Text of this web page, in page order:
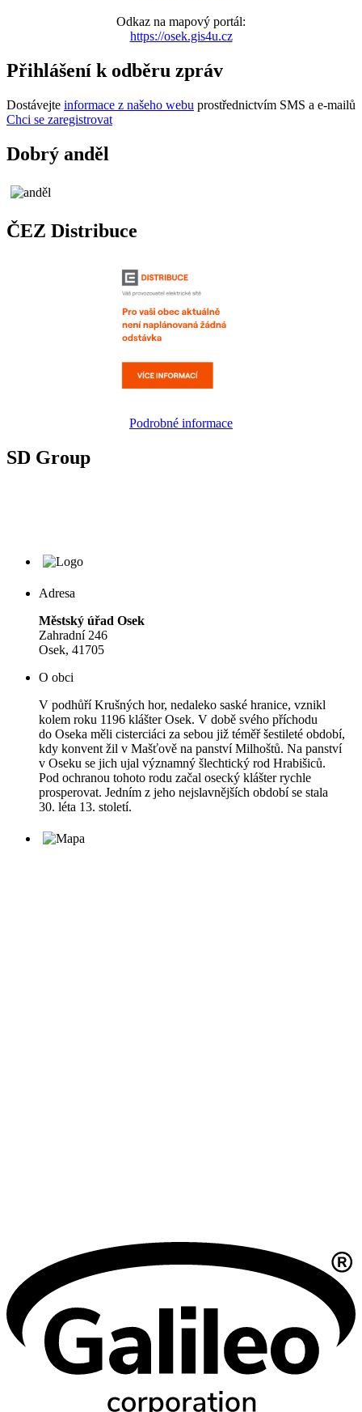
Odkaz na mapový portál:
https://osek.gis4u.cz
Přihlášení k odběru zpráv
Dostávejte informace z našeho webu prostřednictvím SMS a e-mailů
Chci se zaregistrovat
Dobrý anděl
ČEZ Distribuce
Podrobné informace
SD Group
Adresa
Městský úřad Osek
Zahradní 246
Osek, 41705
O obci
V podhůří Krušných hor, nedaleko saské hranice, vznikl
kolem roku 1196 klášter Osek. V době svého příchodu
do Oseka měli cisterciáci za sebou již téměř šestileté období,
kdy konvent žil v Mašťově na panství Milhoštů. Na panství
v Oseku se jich ujal významný šlechtický rod Hrabišiců.
Pod ochranou tohoto rodu začal osecký klášter rychle
prosperovat. Jedním z jeho nejslavnějších období se stala
30. léta 13. století.